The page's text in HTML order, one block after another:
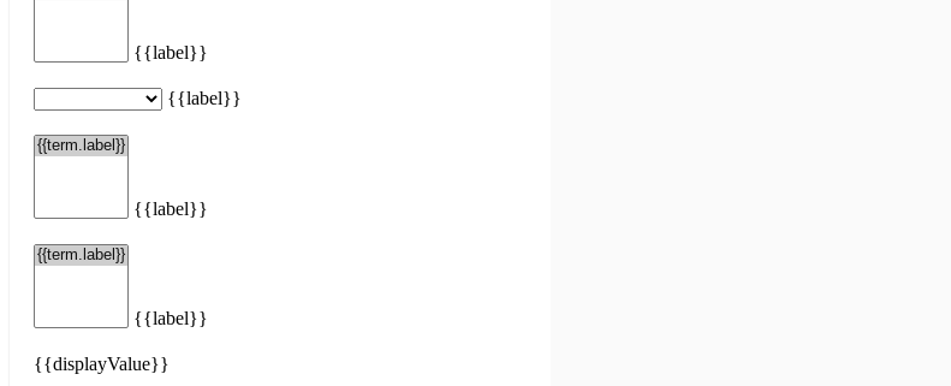
{{label}}
{{label}}
{{label}}
{{label}}
{{displayValue}}